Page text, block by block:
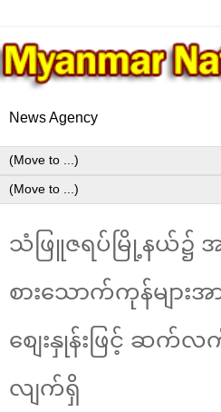
News Agency
သံဖြူဇရပ်မြို့နယ်၌ အ
စားသောက်ကုန်များ
စျေးနှုန်းဖြင့် ဆက်လက်
လျက်ရှိ